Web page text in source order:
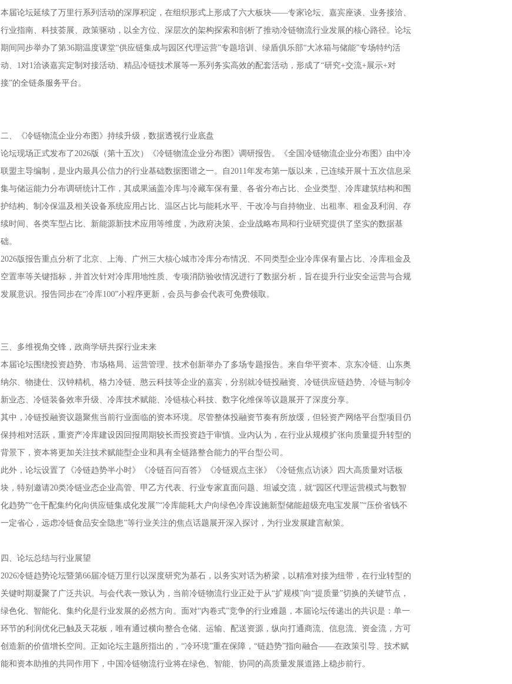
本届论坛延续了万里行系列活动的深厚积淀，在组织形式上形成了六大板块——专家论坛、嘉宾座谈、业务接洽、
行业指南、科技荟展、政策驱动，以全方位、深层次的架构探索和剖析了推动冷链物流行业发展的核心路径。论坛
期间同步举办了第36期温度课堂“供应链集成与园区代理运营”专题培训、绿盾俱乐部“大冰箱与储能”专场特约活
动、1对1洽谈嘉宾定制对接活动、精品冷链技术展等一系列务实高效的配套活动，形成了“研究+交流+展示+对
接”的全链条服务平台。
二、《冷链物流企业分布图》持续升级，数据透视行业底盘
论坛现场正式发布了2026版（第十五次）《冷链物流企业分布图》调研报告。《全国冷链物流企业分布图》由中冷
联盟主导编制，是业内最具公信力的行业基础数据图谱之一。自2011年发布第一版以来，已连续开展十五次信息采
集与储运能力分布调研统计工作，其成果涵盖冷库与冷藏车保有量、各省分布占比、企业类型、冷库建筑结构和围
护结构、制冷保温及相关设备系统应用占比、温区占比与能耗水平、干改冷与自持物业、出租率、租金及利润、存
续时间、各类车型占比、新能源新技术应用等维度，为政府决策、企业战略布局和行业研究提供了坚实的数据基
础。
2026版报告重点分析了北京、上海、广州三大核心城市冷库分布情况、不同类型企业冷库保有量占比、冷库租金及
空置率等关键指标，并首次针对冷库用地性质、专项消防验收情况进行了数据分析，旨在提升行业安全运营与合规
发展意识。报告同步在“冷库100”小程序更新，会员与参会代表可免费领取。
三、多维视角交锋，政商学研共探行业未来
本届论坛围绕投资趋势、市场格局、运营管理、技术创新举办了多场专题报告。来自华平资本、京东冷链、山东奥
纳尔、物捷仕、汉钟精机、格力冷链、憨云科技等企业的嘉宾，分别就冷链投融资、冷链供应链趋势、冷链与制冷
新业态、冷链装备效率升级、冷库技术赋能、冷链核心科技、数字化维保等议题展开了深度分享。
其中，冷链投融资议题聚焦当前行业面临的资本环境。尽管整体投融资节奏有所放缓，但轻资产网络平台型项目仍
保持相对活跃，重资产冷库建设因回报周期较长而投资趋于审慎。业内认为，在行业从规模扩张向质量提升转型的
背景下，资本将更加关注技术赋能型企业和具有全链路整合能力的平台型公司。
此外，论坛设置了《冷链趋势半小时》《冷链百问百答》《冷链观点主张》《冷链焦点访谈》四大高质量对话板
块，特别邀请20类冷链业态企业高管、甲乙方代表、行业专家直面问题、坦诚交流，就“园区代理运营模式与数智
化趋势”“仓干配集约化向供应链集成化发展”“冷库能耗大户向绿色冷库设施新型储能超级充电宝发展”“压价省钱不
一定省心，远虑冷链食品安全隐患”等行业关注的焦点话题展开深入探讨，为行业发展建言献策。
四、论坛总结与行业展望
2026冷链趋势论坛暨第66届冷链万里行以深度研究为基石，以务实对话为桥梁，以精准对接为纽带，在行业转型的
关键时期凝聚了广泛共识。与会代表一致认为，当前冷链物流行业正处于从“扩规模”向“提质量”切换的关键节点，
绿色化、智能化、集约化是行业发展的必然方向。面对“内卷式”竞争的行业难题，本届论坛传递出的共识是：单一
环节的利润优化已触及天花板，唯有通过横向整合仓储、运输、配送资源，纵向打通商流、信息流、资金流，方可
创造新的价值增长空间。正如论坛主题所指出的，“冷环境”重在保障，“链趋势”指向融合——在政策引导、技术赋
能和资本助推的共同作用下，中国冷链物流行业将在绿色、智能、协同的高质量发展道路上稳步前行。